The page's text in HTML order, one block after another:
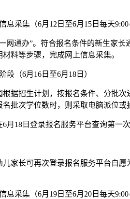
采集（6月12日至6月15日每天9:00-
通办”。符合报名条件的新生家长
料等步骤，完成网上信息采集。
（6月16日至6月18日）
招生计划，按报名条件、分批次
批次学位数时，则采取电脑派位
日登录报名服务平台查询第一次
长可再次登录报名服务平台自愿
采集（6月19日至6月20日每天9:00-